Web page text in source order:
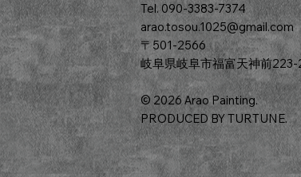
Tel. 090-3383-7374
arao.tosou.1025@gmail.com
〒501-2566
岐阜県岐阜市福富天神前223-
© 2026 Arao Painting.
PRODUCED BY TURTUNE.